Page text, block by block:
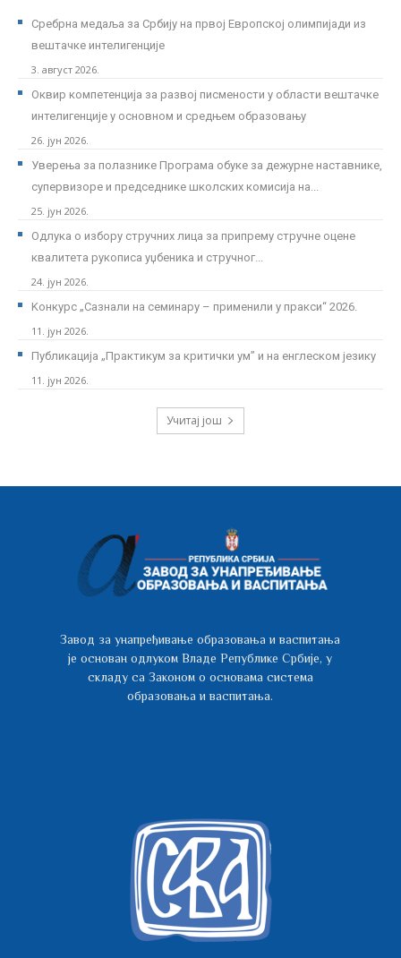
Сребрна медаља за Србију на првој Европској олимпијади из
вештачке интелигенције
3. август 2026.
Оквир компетенција за развој писмености у области вештачке
интелигенције у основном и средњем образовању
26. јун 2026.
Уверења за полазнике Програмa обуке за дежурне наставнике,
супервизоре и председнике школских комисија на...
25. јун 2026.
Одлука о избору стручних лица за припрему стручне оцене
квалитета рукописа уџбеника и стручног...
24. јун 2026.
Kонкурс „Сазнали на семинару – применили у пракси“ 2026.
11. јун 2026.
Публикација „Практикум за критички ум” и на енглеском језику
11. јун 2026.
Учитај још
Завод за унапређивање образовања и васпитања
је основан одлуком Владе Републике Србије, у
складу са Законом о основама система
образовања и васпитања.